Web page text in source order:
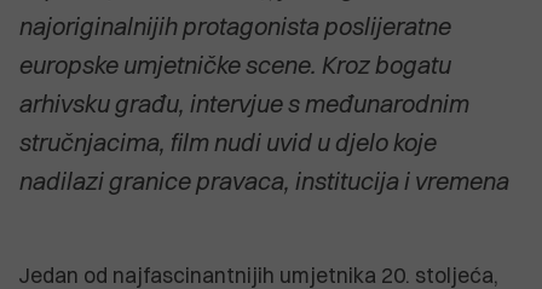
najoriginalnijih protagonista poslijeratne
europske umjetničke scene. Kroz bogatu
arhivsku građu, intervjue s međunarodnim
stručnjacima, film nudi uvid u djelo koje
nadilazi granice pravaca, institucija i vremena
Jedan od najfascinantnijih umjetnika 20. stoljeća,